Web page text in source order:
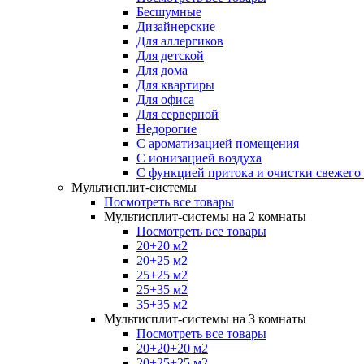
Бесшумные
Дизайнерские
Для аллергиков
Для детской
Для дома
Для квартиры
Для офиса
Для серверной
Недорогие
С ароматизацией помещения
С ионизацией воздуха
С функцией притока и очистки свежего
Мультисплит-системы
Посмотреть все товары
Мультисплит-системы на 2 комнаты
Посмотреть все товары
20+20 м2
20+25 м2
25+25 м2
25+35 м2
35+35 м2
Мультисплит-системы на 3 комнаты
Посмотреть все товары
20+20+20 м2